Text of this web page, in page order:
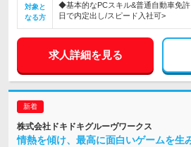
対象と
なる方
◆基本的なPCスキル&普通自動車免
日で内定出し/スピード入社可>
求人詳細を見る
株式会社ドキドキグルーヴワークス
情熱を傾け、最高に面白いゲームを生